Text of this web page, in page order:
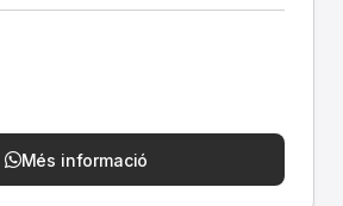
Més informació